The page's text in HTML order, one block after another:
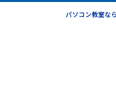
パソコン教室な